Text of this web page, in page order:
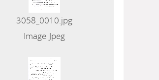
3058_0010.jpg
Image Jpeg